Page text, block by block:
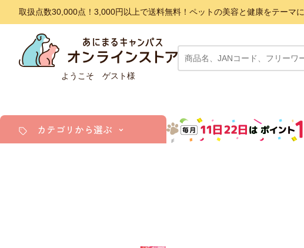
取扱点数30,000点！3,000円以上で送料無料！ペットの美容と健康をテーマ
ようこそ ゲスト様
カテゴリから選ぶ